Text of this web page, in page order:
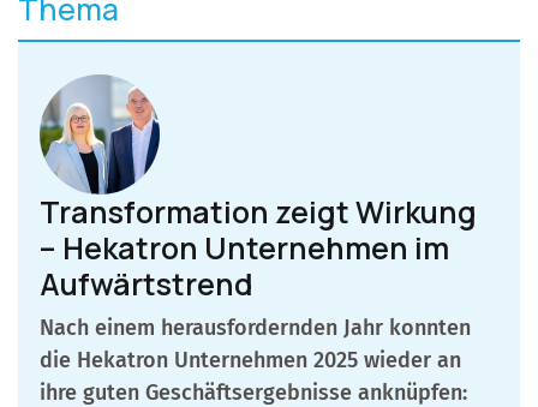
Thema
Transformation zeigt Wirkung
– Hekatron Unternehmen im
Aufwärtstrend
Nach einem herausfordernden Jahr konnten
die Hekatron Unternehmen 2025 wieder an
ihre guten Geschäftsergebnisse anknüpfen: